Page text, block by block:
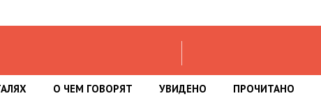
О ЧЕМ ГОВОРЯТ УВИДЕНО ПРОЧИТАНО